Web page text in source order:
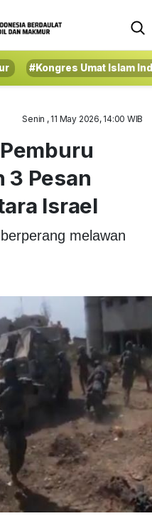
#Kongres Umat Islam
Senin , 11 May 2026, 14:00 WIB
3 Pesan
Israel
melawan